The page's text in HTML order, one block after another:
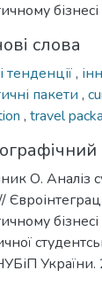
слова
тенденції,
пакети ,
, travel
О. Аналіз